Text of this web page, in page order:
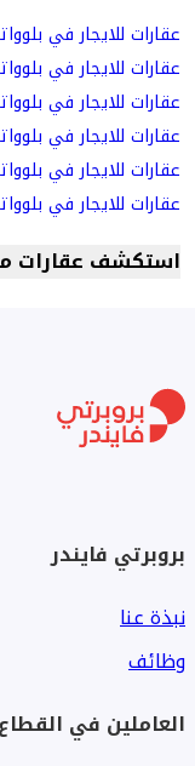
عقارات للايجار في
عقارات للايجار في
عقارات للايجار في
عقارات للايجار في
عقارات للايجار في
عقارات للايجار في
استكشف عقارات
بروبرتي فايندر
نبذة عنا
وظائف
العاملين في